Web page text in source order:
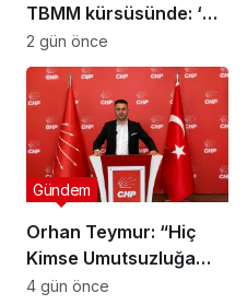
TBMM kürsüsünde: ‘Biz
çalıp çırpmayı bilmeyiz’
2 gün önce
Orhan Teymur: “Hiç
Kimse Umutsuzluğa
Kapılmasın”
Gündem
4 gün önce